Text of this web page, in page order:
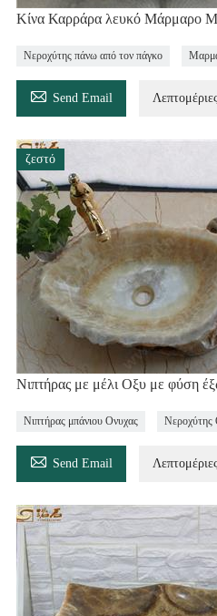
Κίνα Καρράρα λευκό Μάρμαρο
Νεροχύτης πάνω από τον πάγκο
 Send Email Λεπτομέριες
ζεστό
Νιπτήρας με μέλι Οξυ με φύση
Νιπτήρας μπάνιου Ονυχας Νεροχύτης
 Send Email Λεπτομέριες